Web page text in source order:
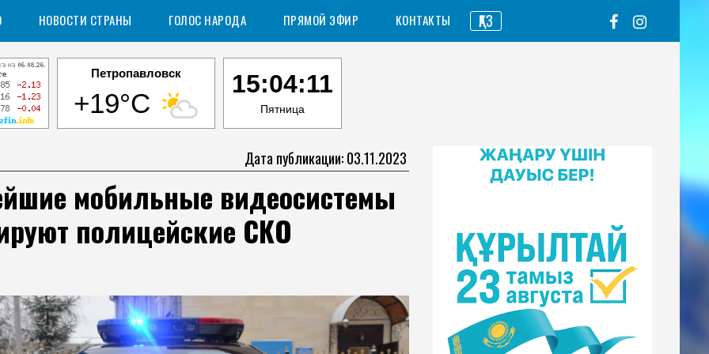
НОВОСТИ СТРАНЫ ГОЛОС НАРОДА ПРЯМОЙ ЭФИР КОНТАКТЫ ҚАЗ
Петропавловск
+19°C
15:04:12
Пятница
Дата публикации: 03.11.2023
мобильные видеосистемы
полицейские СКО